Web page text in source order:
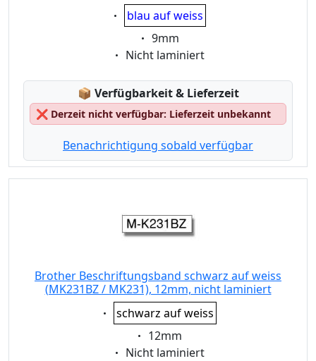
Eigenschaft:
blau auf weiss
Eigenschaft:
9mm
Eigenschaft:
Nicht laminiert
📦 Lagerstatus:
Verfügbarkeit & Lieferzeit
❌ Derzeit nicht verfügbar: Lieferzeit unbekannt
Benachrichtigung sobald verfügbar
Brother Beschriftungsband schwarz auf weiss
(MK231BZ / MK231), 12mm, nicht laminiert
Eigenschaft:
schwarz auf weiss
Eigenschaft:
12mm
Eigenschaft:
Nicht laminiert